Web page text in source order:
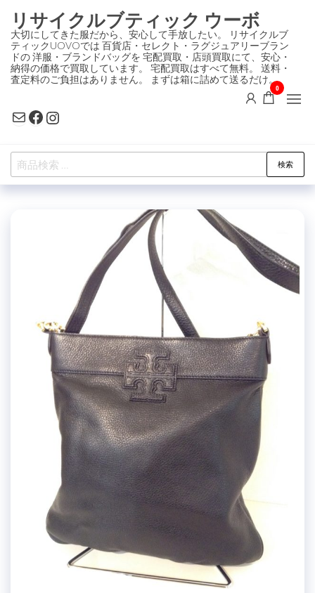
ン
テ
ン
ツ
プ
リサイクルブティック ウーボ
大切にしてきた服だから、安心して手放したい。 リサイクルブ
ティックUOVOでは 百貨店・セレクト・ラグジュアリーブラン
ドの 洋服・ブランドバッグを 宅配買取・店頭買取にて、安心・
納得の価格で買取しています。 宅配買取はすべて無料。 送料・
査定料のご負担はありません。 まずは箱に詰めて送るだけ。
MailFacebook
Instagram
0
検
索
検索